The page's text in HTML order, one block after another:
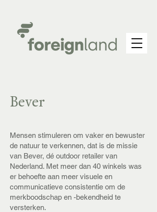
Bever
Mensen stimuleren om vaker en bewuster
de natuur te verkennen, dat is de missie
van Bever, dé outdoor retailer van
Nederland. Met meer dan 40 winkels was
er behoefte aan meer visuele en
communicatieve consistentie om de
merkboodschap en -bekendheid te
versterken.